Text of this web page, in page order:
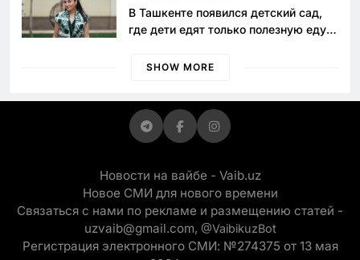
В Ташкенте появился детский сад,
где дети едят только полезную еду.
просить «кашу без сахара»
SHOW MORE
Новости на вайбе - Vaib.uz
Новое СМИ для нового времени
Связаться с нами по рекламе и размещению статей -
uzvaib@gmail.com, @VaibikuzBot
Регистрация электронного СМИ: №274375 от 13 мая